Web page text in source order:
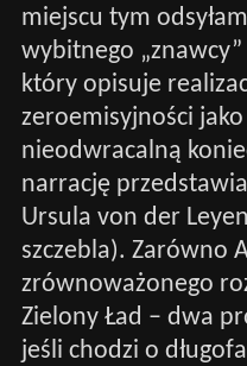
miejscu tym
wybitnego
który opisuje
zeroemisyjności
nieodwracalną
narrację
Ursula von der
szczebla). Zarówno
zrównoważonego
Zielony Ład – dwa
jeśli chodzi o